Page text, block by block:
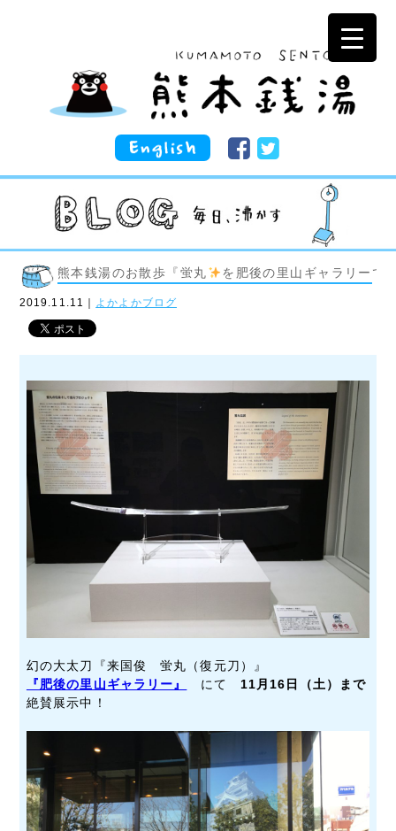
熊本銭湯のお散歩『蛍丸 を肥後の里山ギャラリーで
2019.11.11｜ よかよかブログ
幻の大太刀『来国俊 蛍丸（復元刀）』
『肥後の里山ギャラリー』
にて 11月16日（土）まで
絶賛展示中！